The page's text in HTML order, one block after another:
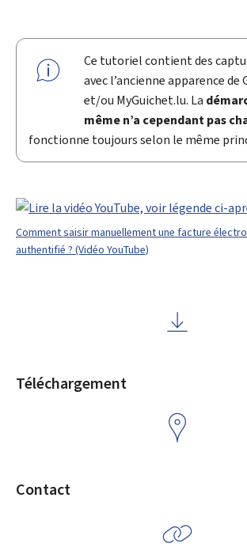
Ce tutoriel contient des
avec l’ancienne apparence de
et/ou MyGuichet.lu. La
même n’a cependant pas
fonctionne toujours selon le même
Comment saisir manuellement une facture
authentifié ? (Vidéo YouTube)
Téléchargement
Contact